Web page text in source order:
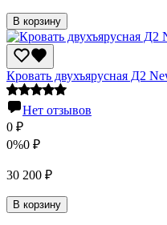
В корзину
Кровать двухъярусная Д2
Нет отзывов
0 ₽
0%0 ₽
30 200 ₽
В корзину